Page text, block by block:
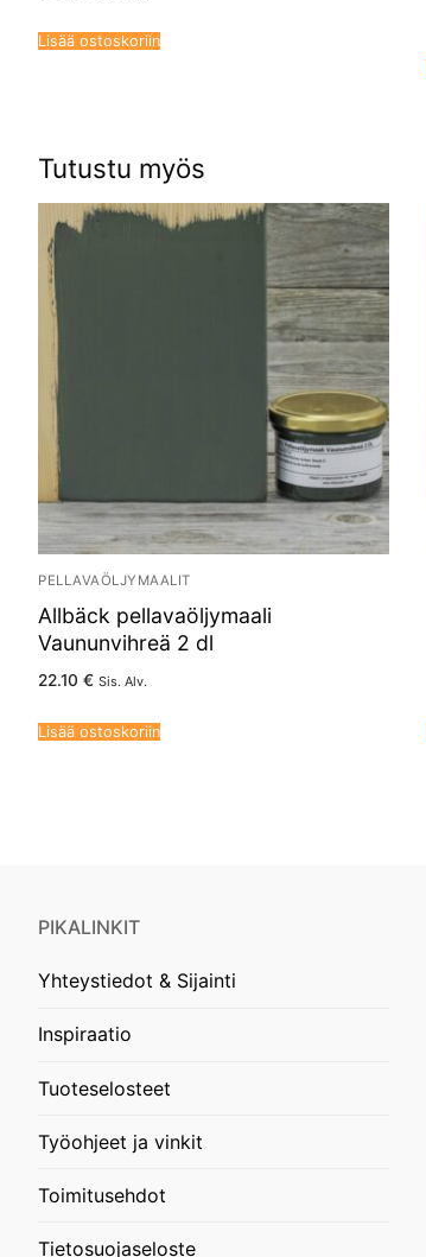
Lisää ostoskoriin
Tutustu myös
PELLAVAÖLJYMAALIT
Allbäck pellavaöljymaali
Vaununvihreä 2 dl
22.10 € Sis. Alv.
Lisää ostoskoriin
PIKALINKIT
Yhteystiedot & Sijainti
Inspiraatio
Tuoteselosteet
Työohjeet ja vinkit
Toimitusehdot
Tietosuojaseloste